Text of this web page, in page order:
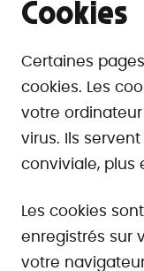
Cookies
Certaines
cookies. Les
votre
virus. Ils
conviviale, plus
Les cookies
enregistrés sur
votre